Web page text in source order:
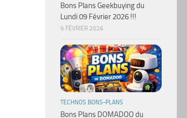
Bons Plans Geekbuying du
Lundi 09 Février 2026 !!!
9 FÉVRIER 2026
TECHNOS BONS-PLANS
Bons Plans DOMADOO du